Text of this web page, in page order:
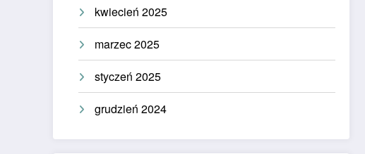
kwiecień 2025
marzec 2025
styczeń 2025
grudzień 2024